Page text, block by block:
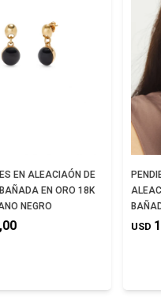
EN ALEACIAÓN DE
EN ORO 18K
NEGRO
USD